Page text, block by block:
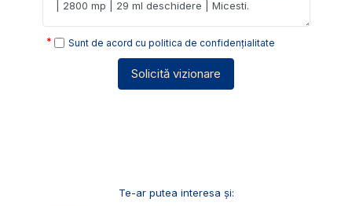
Sunt de acord cu politica de confidențialitate
Solicită vizionare
Te-ar putea interesa și: